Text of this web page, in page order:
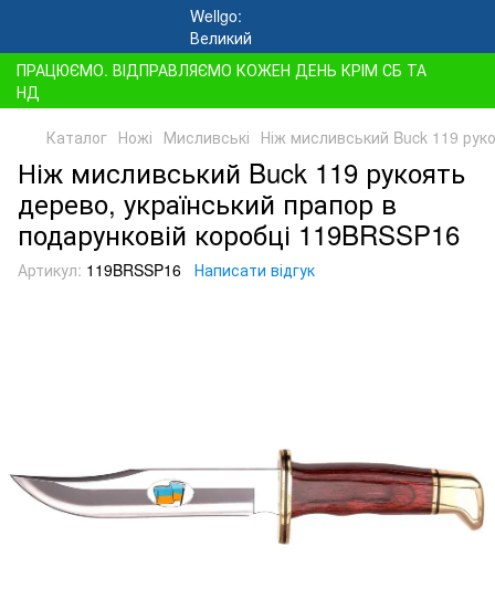
ПРАЦЮЄМО. ВІДПРАВЛЯЄМО КОЖЕН ДЕНЬ КРІМ СБ ТА
НД
Каталог Ножі Мисливські Ніж мисливський Buck 119
Ніж мисливський Buck 119 рукоять
дерево, український прапор в
подарунковій коробці 119BRSSP16
Артикул: 119BRSSP16 Написати відгук